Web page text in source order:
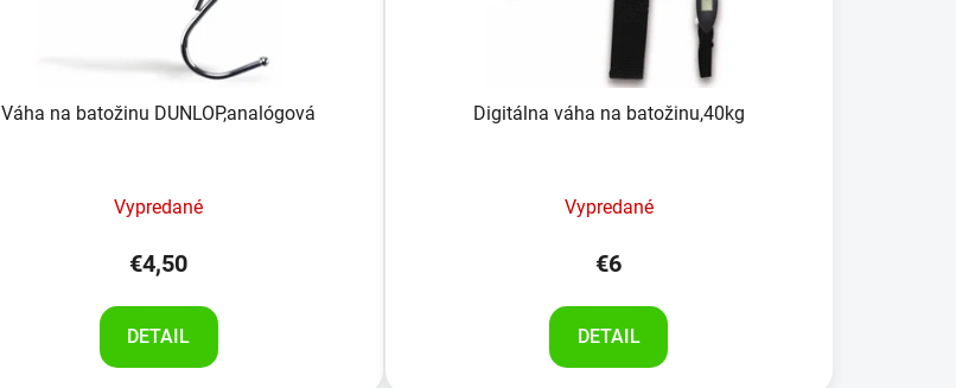
Váha na batožinu DUNLOP,analógová
Vypredané
€4,50
DETAIL
Digitálna váha na batožinu,40kg
Vypredané
€6
DETAIL